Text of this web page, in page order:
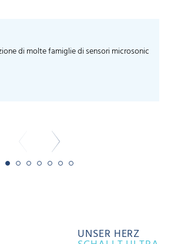
di molte famiglie di sensori microsonic
UNSER HERZ